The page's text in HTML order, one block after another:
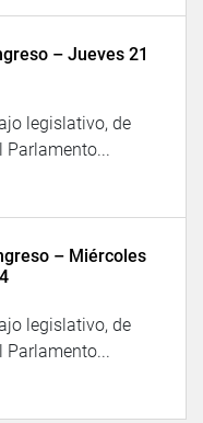
– Jueves 21
legislativo, de
Parlamento...
– Miércoles
legislativo, de
Parlamento...